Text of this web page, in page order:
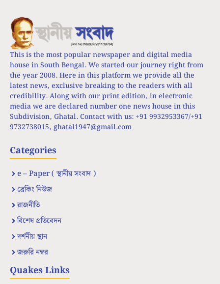
This is the most popular newspaper and digital media
house in South Bengal. We started our journey right from
the year 2008. Here in this platform we provide all the
latest news, exclusive breaking to the readers with all
credibility. Along with our print edition, in electronic
media we are declared number one news house in this
Subdivision, Ghatal. Contact with us: +91 9932953367/+91
9732738015, ghatal1947@gmail.com
Categories
e – Paper ( স্থানীয় সংবাদ )
ব্রেকিং নিউজ
রাজনীতি
বিশেষ প্রতিবেদন
দর্শনীয় স্থান
জরুরি নম্বর
Quakes Links